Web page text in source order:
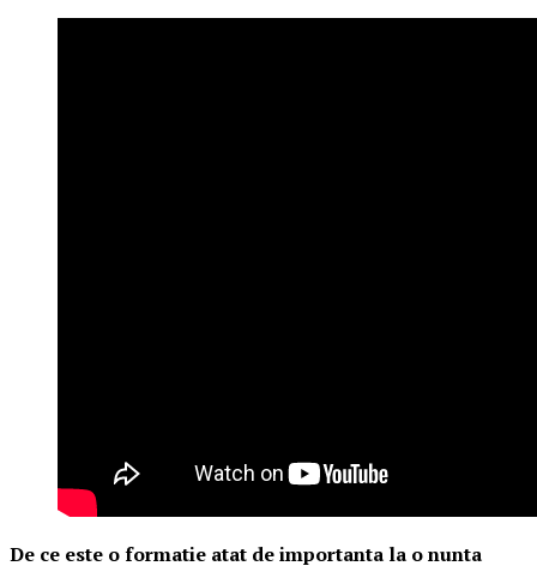
De ce este o formatie atat de importanta la o nunta